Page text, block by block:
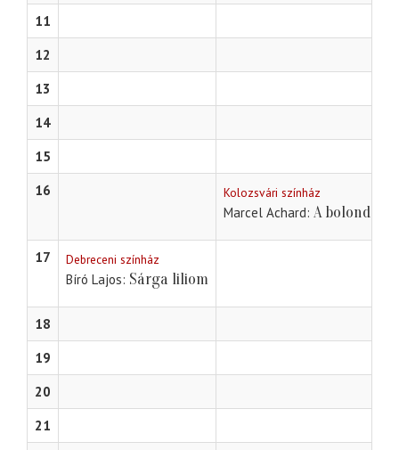
11
12
13
14
15
16
Kolozsvári színház
Marcel Achard A bolond
17 Debreceni színház
Bíró Lajos Sárga liliom
18
19
20
21